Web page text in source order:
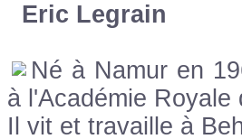
Eric Legrain
Né à Namur en
à l'Académie
Il vit et travaille à